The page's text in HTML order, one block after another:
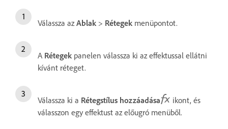
Válassza az Ablak > Rétegek menüpontot.
A Rétegek panelen válassza ki az effektussal ellátni
kívánt réteget.
Válassza ki a Rétegstílus hozzáadása
ikont, és
válasszon egy effektust az előugró menüből.